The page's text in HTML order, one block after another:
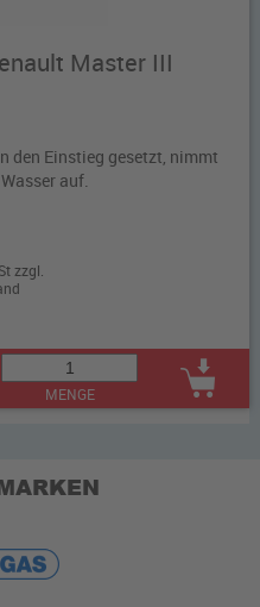
Master III
den Einstieg gesetzt, nimmt
auf.
zzgl.
MENGE